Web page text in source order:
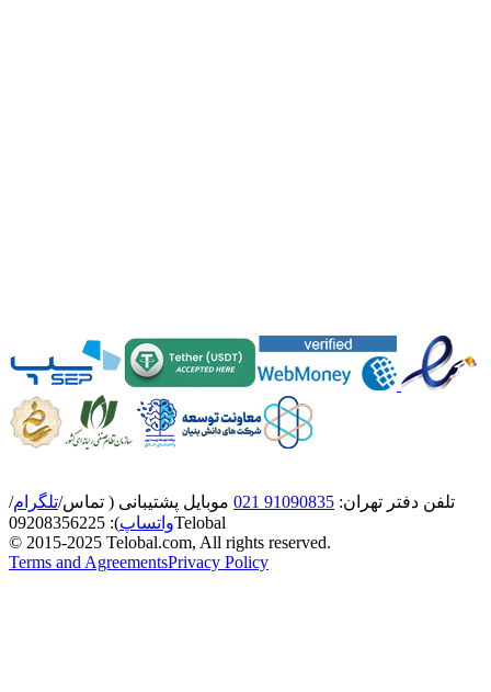
تلفن دفتر تهران: 91090835 021 موبایل پشتیبانی ( تماس/تلگرام/
واتساپ):
09208356225
Telobal
© 2015-2025 Telobal.com, All rights reserved.
Terms and AgreementsPrivacy Policy